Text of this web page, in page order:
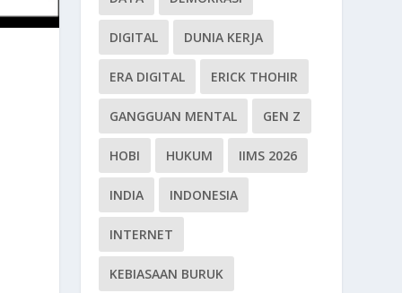
DIGITAL DUNIA KERJA
ERA DIGITAL ERICK THOHIR
GANGGUAN MENTAL GEN Z
HOBI HUKUM IIMS 2026
INDIA INDONESIA
INTERNET
KEBIASAAN BURUK